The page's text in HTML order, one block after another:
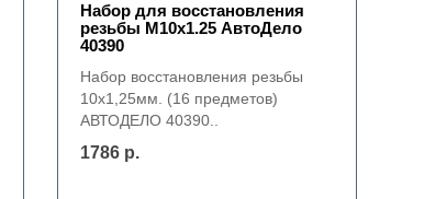
Набор для восстановления
резьбы М10х1.25 АвтоДело
40390
Набор восстановления резьбы
10х1,25мм. (16 предметов)
АВТОДЕЛО 40390..
1786 р.